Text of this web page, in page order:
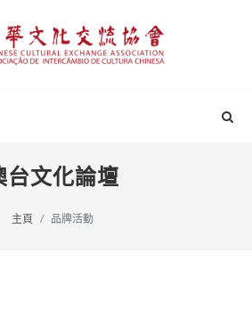
台文化論壇
主頁 品牌活動